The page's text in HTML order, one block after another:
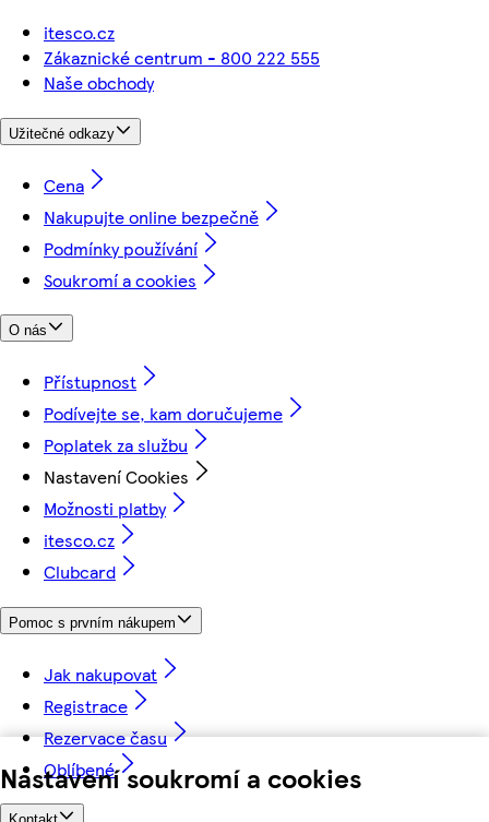
Nastavení soukromí a cookies
itesco.cz
Zákaznické centrum - 800 222 555
Naše obchody
Užitečné odkazy
Cena
Nakupujte online bezpečně
Podmínky používání
Soukromí a cookies
O nás
Přístupnost
Podívejte se, kam doručujeme
Poplatek za službu
Nastavení Cookies
Možnosti platby
itesco.cz
Clubcard
Pomoc s prvním nákupem
Jak nakupovat
Registrace
Rezervace času
Oblíbené